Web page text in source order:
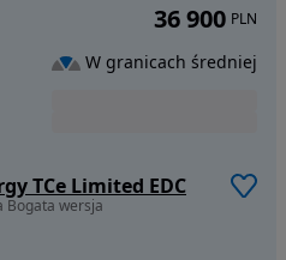
TCe Limited EDC
Bogata wersja
36 900 PLN
W granicach średniej